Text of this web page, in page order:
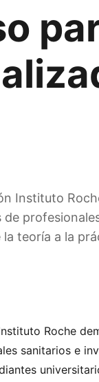
Instituto
de
la teoría a la
Roche
sanitarios e